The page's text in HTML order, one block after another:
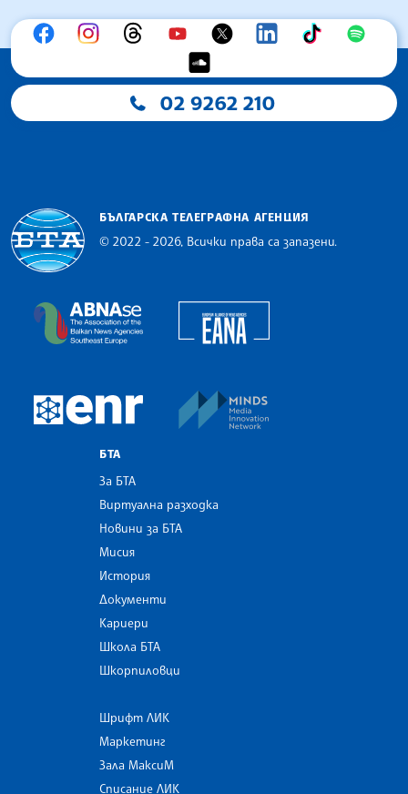
02 9262 210
БЪЛГАРСКА ТЕЛЕГРАФНА АГЕНЦИЯ
© 2022 - 2026, Всички права са запазени.
The Assocoation of the Balkan News Agencies
European Newsroom
БТА
За БТА
Виртуална разходка
Новини за БТА
Мисия
История
Документи
Кариери
Школа БТА
Шкорпиловци
Шрифт ЛИК
Маркетинг
Зала МаксиМ
Списание ЛИК